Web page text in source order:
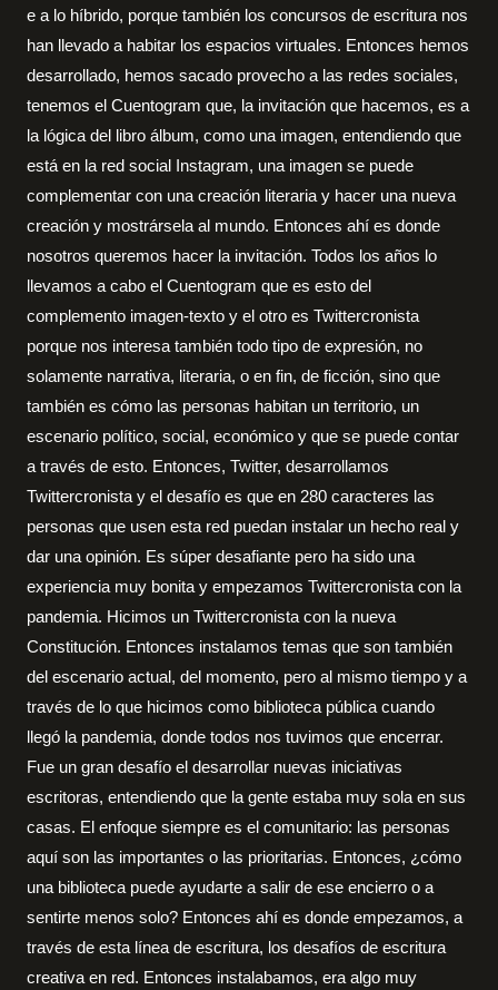
e a lo híbrido, porque también los concursos de escritura nos
han llevado a habitar los espacios virtuales. Entonces hemos
desarrollado, hemos sacado provecho a las redes sociales,
tenemos el Cuentogram que, la invitación que hacemos, es a
la lógica del libro álbum, como una imagen, entendiendo que
está en la red social Instagram, una imagen se puede
complementar con una creación literaria y hacer una nueva
creación y mostrársela al mundo. Entonces ahí es donde
nosotros queremos hacer la invitación. Todos los años lo
llevamos a cabo el Cuentogram que es esto del
complemento imagen-texto y el otro es Twittercronista
porque nos interesa también todo tipo de expresión, no
solamente narrativa, literaria, o en fin, de ficción, sino que
también es cómo las personas habitan un territorio, un
escenario político, social, económico y que se puede contar
a través de esto. Entonces, Twitter, desarrollamos
Twittercronista y el desafío es que en 280 caracteres las
personas que usen esta red puedan instalar un hecho real y
dar una opinión. Es súper desafiante pero ha sido una
experiencia muy bonita y empezamos Twittercronista con la
pandemia. Hicimos un Twittercronista con la nueva
Constitución. Entonces instalamos temas que son también
del escenario actual, del momento, pero al mismo tiempo y a
través de lo que hicimos como biblioteca pública cuando
llegó la pandemia, donde todos nos tuvimos que encerrar.
Fue un gran desafío el desarrollar nuevas iniciativas
escritoras, entendiendo que la gente estaba muy sola en sus
casas. El enfoque siempre es el comunitario: las personas
aquí son las importantes o las prioritarias. Entonces, ¿cómo
una biblioteca puede ayudarte a salir de ese encierro o a
sentirte menos solo? Entonces ahí es donde empezamos, a
través de esta línea de escritura, los desafíos de escritura
creativa en red. Entonces instalabamos, era algo muy